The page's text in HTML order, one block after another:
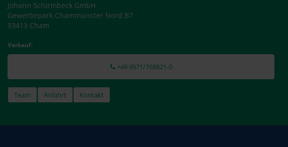
Johann Schirmbeck GmbH
Gewerbepark Chammünster Nord B7
93413 Cham
Verkauf:
+49 9971/768821-0
Team Anfahrt Kontakt